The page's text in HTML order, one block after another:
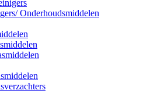
Onderhoudsmiddelen